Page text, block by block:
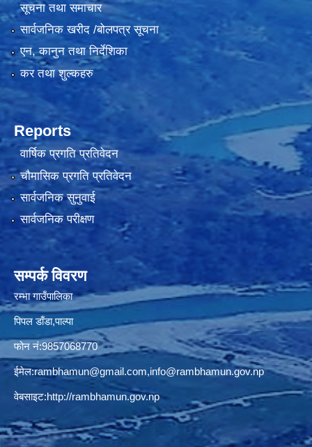
सूचना तथा समाचार
सार्वजनिक खरीद /बोलपत्र सूचना
एन, कानुन तथा निर्देशिका
कर तथा शुल्कहरु
Reports
वार्षिक प्रगति प्रतिवेदन
चौमासिक प्रगति प्रतिवेदन
सार्वजनिक सुनुवाई
सार्वजनिक परीक्षण
सम्पर्क विवरण
रम्भा गाउँपालिका
पिपल डाँडा,पाल्पा
फोन नं:9857068770
ईमेल:rambhamun@gmail.com,info@rambhamun.gov.np
वेबसाइट:http://rambhamun.gov.np